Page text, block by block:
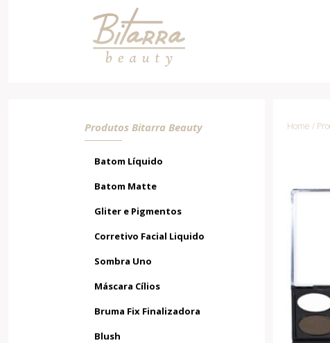
Paleta Sombra 12 Cores 01
Produtos Bitarra Beauty
Batom Líquido
Batom Matte
Gliter e Pigmentos
Corretivo Facial Liquido
Sombra Uno
Máscara Cílios
Bruma Fix Finalizadora
Blush
Home /